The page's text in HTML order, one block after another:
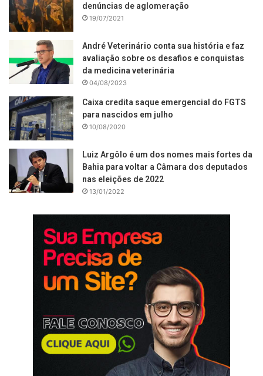
denúncias de aglomeração
19/07/2021
André Veterinário conta sua história e faz
avaliação sobre os desafios e conquistas
da medicina veterinária
04/08/2023
Caixa credita saque emergencial do FGTS
para nascidos em julho
10/08/2020
Luiz Argôlo é um dos nomes mais fortes da
Bahia para voltar a Câmara dos deputados
nas eleições de 2022
13/01/2022